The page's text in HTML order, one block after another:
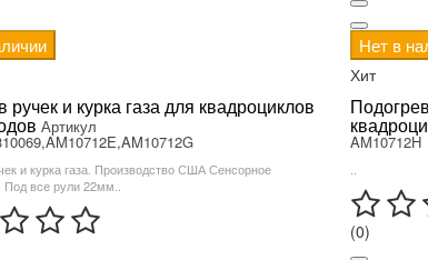
Нет в
ручек и курка газа для квадроциклов
Артикул
и курка газа. Производство США Сенсорное
все рули 22мм..
Хит
AM10712H
(0)